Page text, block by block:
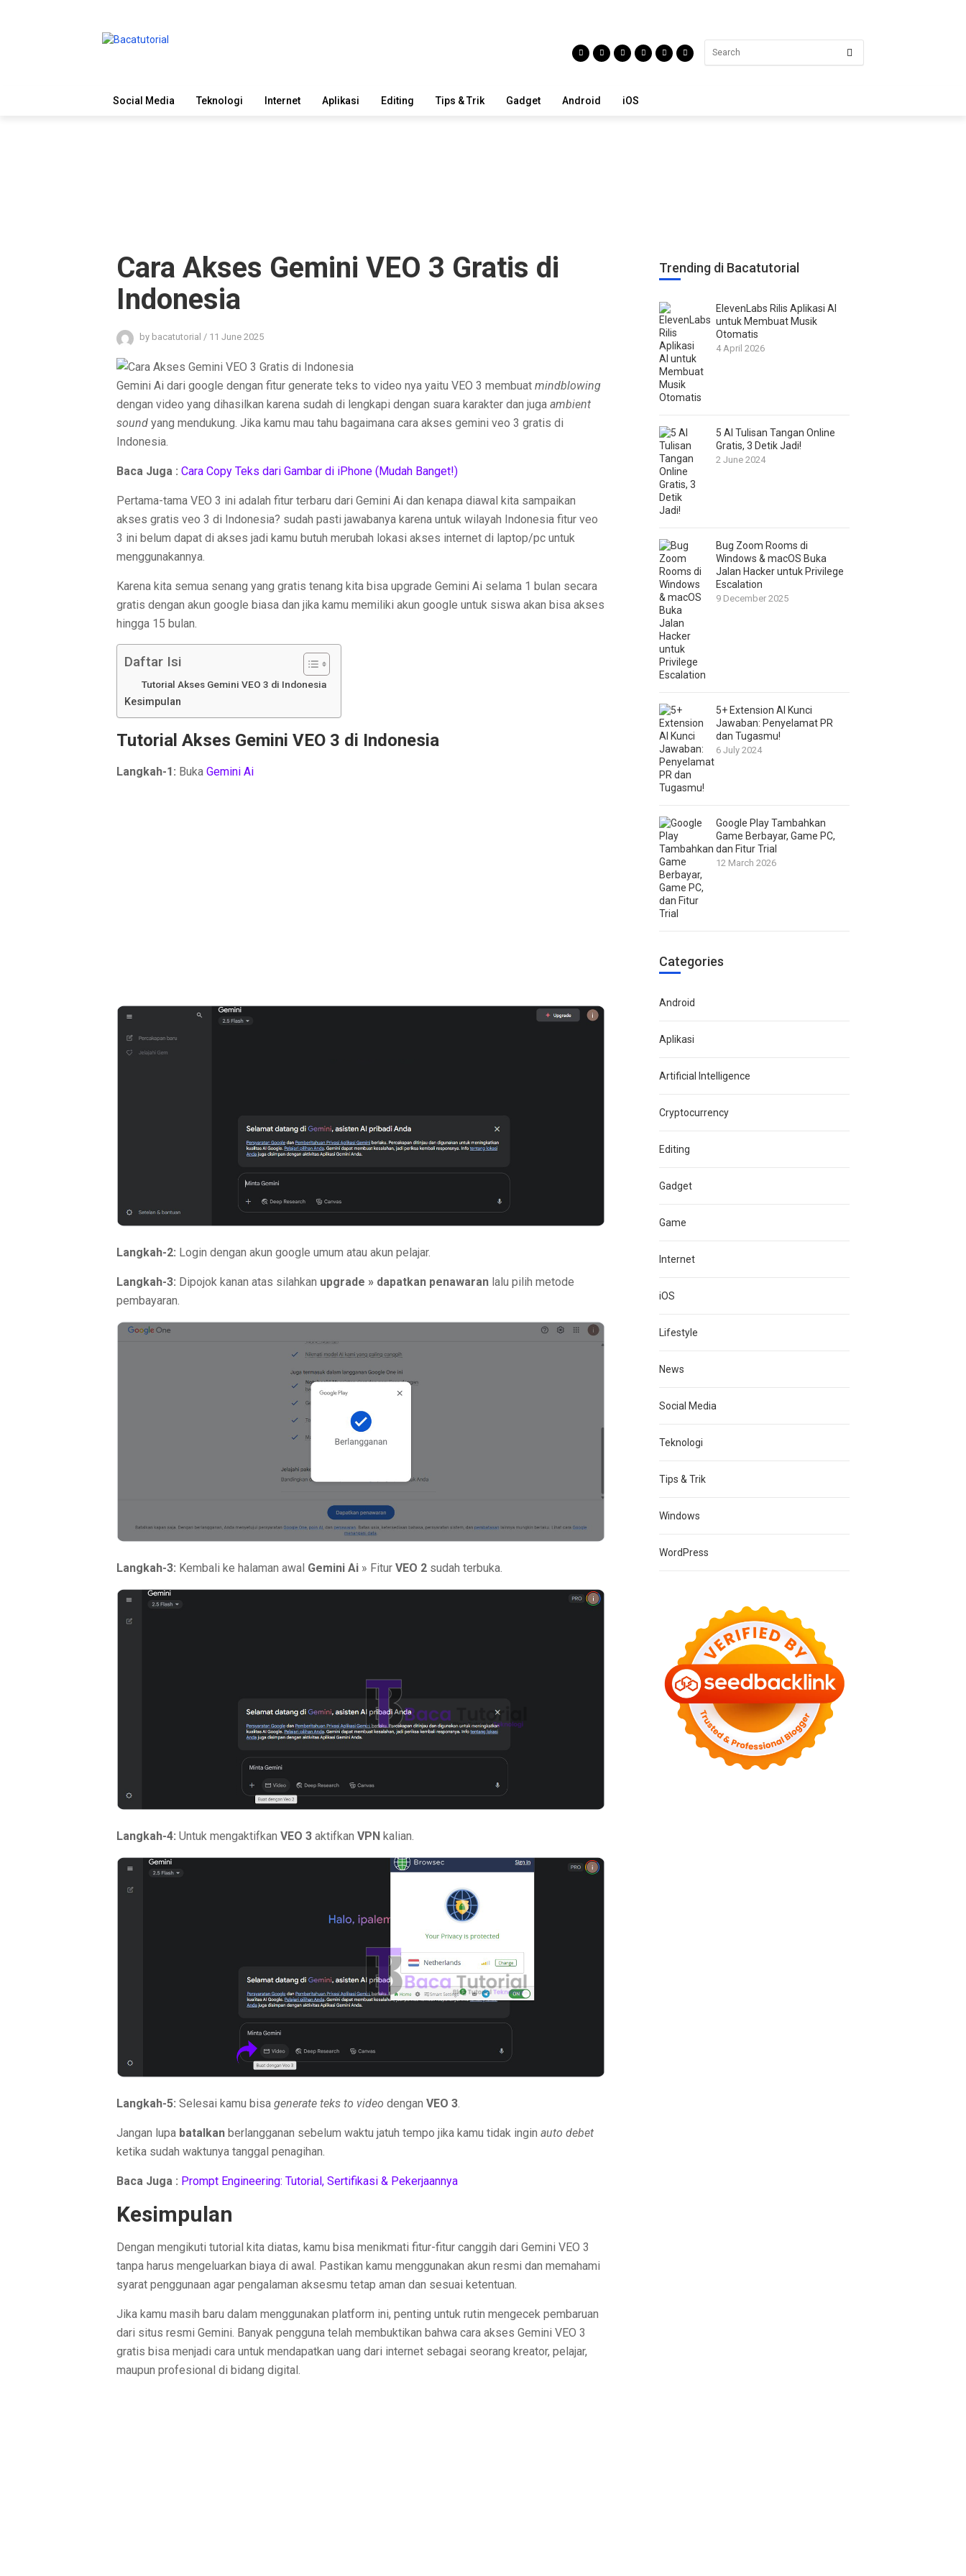
Social Media Teknologi Internet Aplikasi Editing Tips & Trik Gadget Android iOS
Cara Akses Gemini VEO 3 Gratis di
Indonesia
by bacatutorial / 11 June 2025
Gemini Ai dari google dengan fitur generate teks to video nya yaitu VEO 3 membuat mindblowing
dengan video yang dihasilkan karena sudah di lengkapi dengan suara karakter dan juga ambient
sound yang mendukung. Jika kamu mau tahu bagaimana cara akses gemini veo 3 gratis di
Indonesia.
Baca Juga : Cara Copy Teks dari Gambar di iPhone (Mudah Banget!)
Pertama-tama VEO 3 ini adalah fitur terbaru dari Gemini Ai dan kenapa diawal kita sampaikan
akses gratis veo 3 di Indonesia? sudah pasti jawabanya karena untuk wilayah Indonesia fitur veo
3 ini belum dapat di akses jadi kamu butuh merubah lokasi akses internet di laptop/pc untuk
menggunakannya.
Karena kita semua senang yang gratis tenang kita bisa upgrade Gemini Ai selama 1 bulan secara
gratis dengan akun google biasa dan jika kamu memiliki akun google untuk siswa akan bisa akses
hingga 15 bulan.
Daftar Isi
Tutorial Akses Gemini VEO 3 di Indonesia
Kesimpulan
Tutorial Akses Gemini VEO 3 di Indonesia
Langkah-1: Buka Gemini Ai
Langkah-2: Login dengan akun google umum atau akun pelajar.
Langkah-3: Dipojok kanan atas silahkan upgrade » dapatkan penawaran lalu pilih metode
pembayaran.
Langkah-3: Kembali ke halaman awal Gemini Ai » Fitur VEO 2 sudah terbuka.
Langkah-4: Untuk mengaktifkan VEO 3 aktifkan VPN kalian.
Langkah-5: Selesai kamu bisa generate teks to video dengan VEO 3.
Jangan lupa batalkan berlangganan sebelum waktu jatuh tempo jika kamu tidak ingin auto debet
ketika sudah waktunya tanggal penagihan.
Baca Juga : Prompt Engineering: Tutorial, Sertifikasi & Pekerjaannya
Kesimpulan
Dengan mengikuti tutorial kita diatas, kamu bisa menikmati fitur-fitur canggih dari Gemini VEO 3
tanpa harus mengeluarkan biaya di awal. Pastikan kamu menggunakan akun resmi dan memahami
syarat penggunaan agar pengalaman aksesmu tetap aman dan sesuai ketentuan.
Jika kamu masih baru dalam menggunakan platform ini, penting untuk rutin mengecek pembaruan
dari situs resmi Gemini. Banyak pengguna telah membuktikan bahwa cara akses Gemini VEO 3
gratis bisa menjadi cara untuk mendapatkan uang dari internet sebagai seorang kreator, pelajar,
maupun profesional di bidang digital.
Trending di Bacatutorial
ElevenLabs Rilis Aplikasi AI
untuk Membuat Musik
Otomatis
4 April 2026
5 AI Tulisan Tangan Online
Gratis, 3 Detik Jadi!
2 June 2024
Bug Zoom Rooms di
Windows & macOS Buka
Jalan Hacker untuk Privilege
Escalation
9 December 2025
5+ Extension AI Kunci
Jawaban: Penyelamat PR
dan Tugasmu!
6 July 2024
Google Play Tambahkan
Game Berbayar, Game PC,
dan Fitur Trial
12 March 2026
Categories
Android
Aplikasi
Artificial Intelligence
Cryptocurrency
Editing
Gadget
Game
Internet
iOS
Lifestyle
News
Social Media
Teknologi
Tips & Trik
Windows
WordPress